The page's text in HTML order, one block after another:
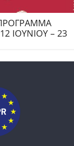
ΙΟΥΝΙΟΥ – 23